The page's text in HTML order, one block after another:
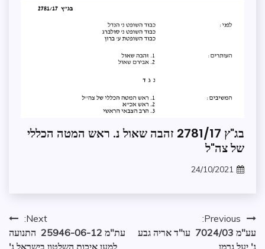
ספריית
התמנון
עדכונים
במרחב
בג"ץ 2781/17 זהבה שאול נ. ראש המטה הכללי
של צה"ל
24/10/2021
ניווטPrevious:
עע"מ 7024/03‏ ‏ עו"ד אריה גבע
נ' יעל גרמן
Next:
עת"מ 25946-06-12‏ ‏ התנועה
למען איכות השלטון בישראל נ'